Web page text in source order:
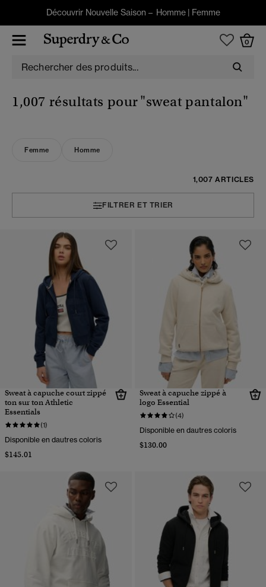
Découvrir Nouvelle Saison – Homme| Femme
0
1,007 résultats pour"sweat pantalon"
Femme Homme
1,007 ARTICLES
FILTRER ET TRIER
Sweat à capuche court zippé
ton sur ton Athletic
Essentials
(1)
Disponible en dautres coloris
$145.01
Sweat à capuche zippé à
logo Essential
(4)
Disponible en dautres coloris
$130.00